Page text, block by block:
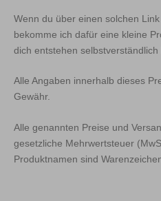
Wenn du über einen solchen
bekomme ich dafür eine kleine
dich entstehen selbstverständlich
Alle Angaben innerhalb dieses
Gewähr.
Alle genannten Preise und
gesetzliche Mehrwertsteuer
Produktnamen sind